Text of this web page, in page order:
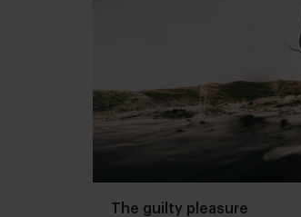
The guilty pleasure